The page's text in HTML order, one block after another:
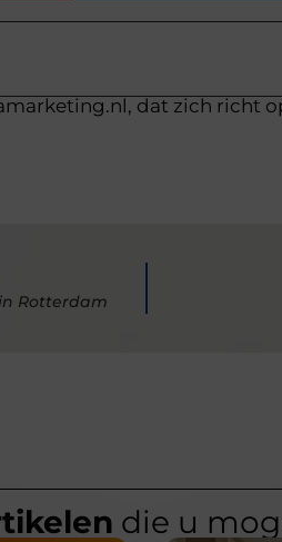
dat zich richt
Rotterdam
die u